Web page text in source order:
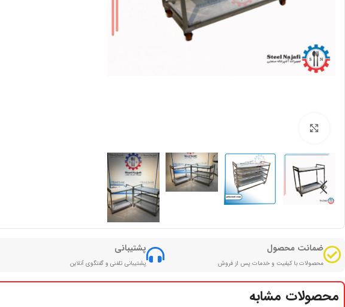
ضمانت محصول
محصولات با کیفیت و خدمات پس از فروش
پشتیبانی
پشتیبانی تلفنی و گفتگوی آنلاین
محصولات مشابه